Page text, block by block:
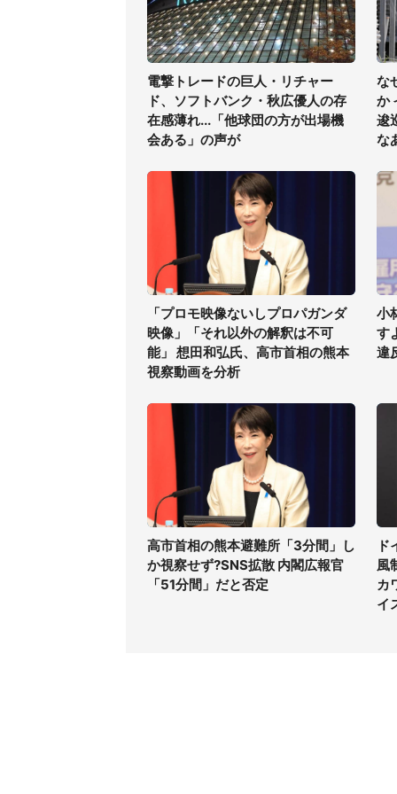
電撃トレードの巨人・リチャー
ド、ソフトバンク・秋広優人の存
在感薄れ...「他球団の方が出場機
会ある」の声が
な
か
逡
な
「プロモ映像ないしプロパガンダ
映像」「それ以外の解釈は不可
能」 想田和弘氏、高市首相の熊本
視察動画を分析
小
す
違
高市首相の熊本避難所「3分間」し
か視察せず?SNS拡散 内閣広報官
「51分間」だと否定
ド
風
カ
イ